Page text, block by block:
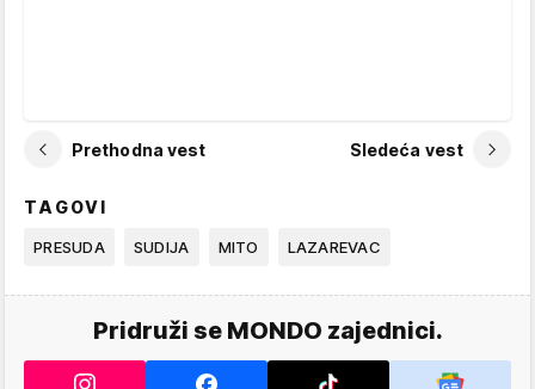
Prethodna vest Sledeća vest
TAGOVI
PRESUDA SUDIJA MITO LAZAREVAC
Pridruži se MONDO zajednici.